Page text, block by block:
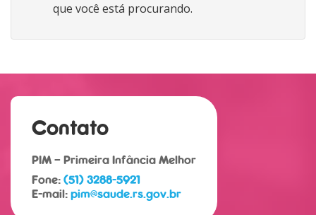
que você está procurando.
Contato
PIM – Primeira Infância Melhor
Fone: (51) 3288-5921
E-mail: pim@saude.rs.gov.br